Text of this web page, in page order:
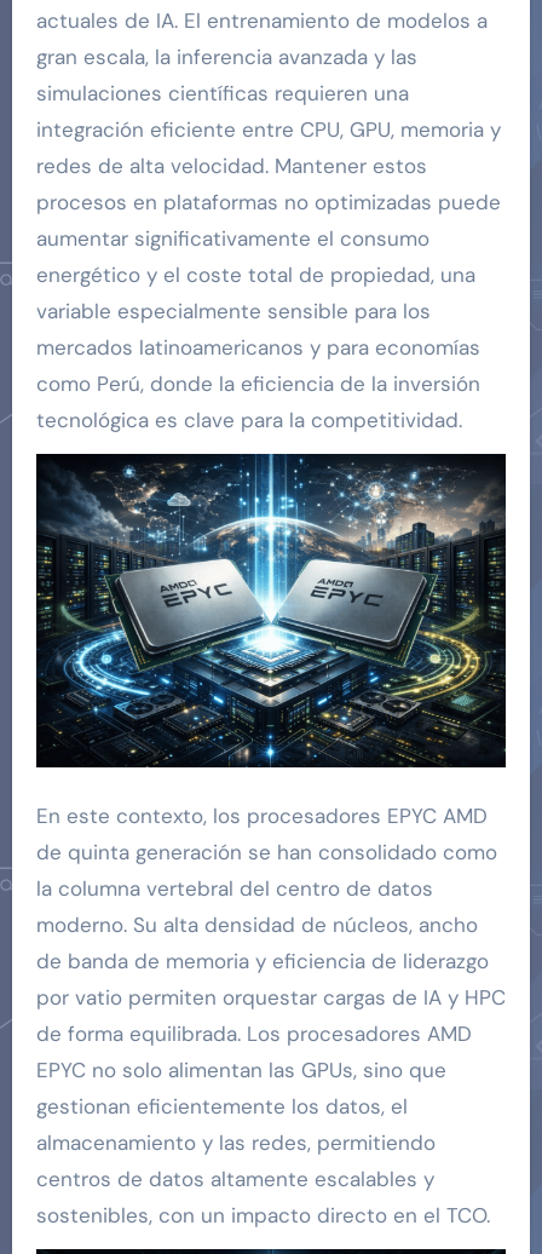
actuales de IA. El entrenamiento de modelos a
gran escala, la inferencia avanzada y las
simulaciones científicas requieren una
integración eficiente entre CPU, GPU, memoria y
redes de alta velocidad. Mantener estos
procesos en plataformas no optimizadas puede
aumentar significativamente el consumo
energético y el coste total de propiedad, una
variable especialmente sensible para los
mercados latinoamericanos y para economías
como Perú, donde la eficiencia de la inversión
tecnológica es clave para la competitividad.
En este contexto, los procesadores EPYC AMD
de quinta generación se han consolidado como
la columna vertebral del centro de datos
moderno. Su alta densidad de núcleos, ancho
de banda de memoria y eficiencia de liderazgo
por vatio permiten orquestar cargas de IA y HPC
de forma equilibrada. Los procesadores AMD
EPYC no solo alimentan las GPUs, sino que
gestionan eficientemente los datos, el
almacenamiento y las redes, permitiendo
centros de datos altamente escalables y
sostenibles, con un impacto directo en el TCO.